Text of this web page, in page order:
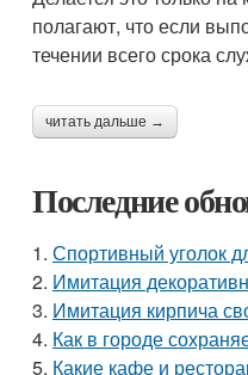
полагают, что если
течении всего срока
читать дальше →
Последние
1. Спортивный уголок
2. Имитация
3. Имитация кирпича
4. Как в городе
5. Какие кафе и